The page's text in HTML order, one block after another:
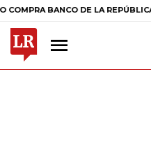
DE LA REPÚBLICA $